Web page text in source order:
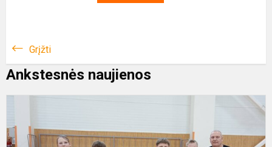
Grįžti
Ankstesnės naujienos